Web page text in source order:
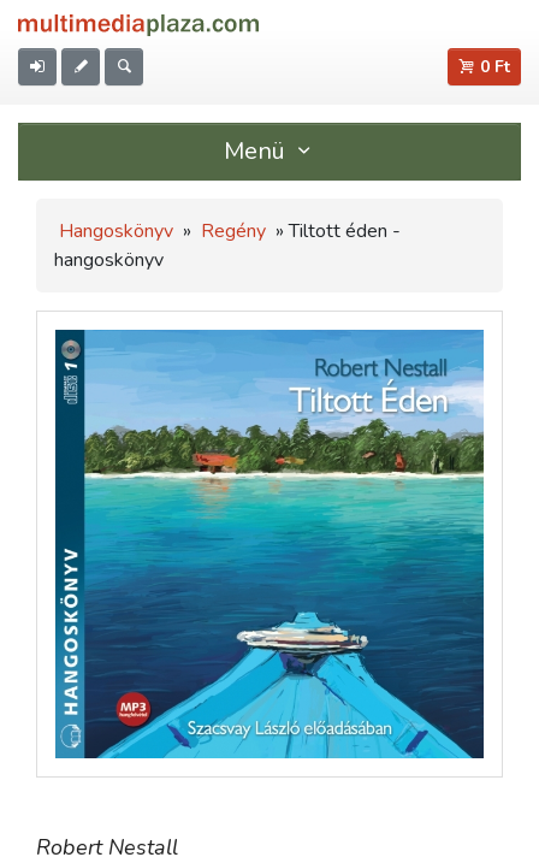
0 Ft
Menü
Hangoskönyv » Regény » Tiltott éden -
hangoskönyv
Robert Nestall